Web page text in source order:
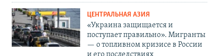
ЦЕНТРАЛЬНАЯ АЗИЯ
«Украина защищается и
поступает правильно». Мигранты
— о топливном кризисе в России